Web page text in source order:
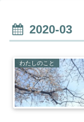
2020-03
わたしのこと